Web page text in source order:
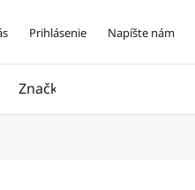
Prihlásenie Napíšte nám
Značky